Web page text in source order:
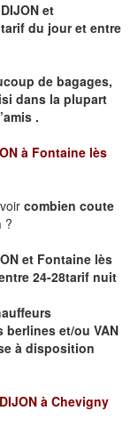
et
du jour et entre
de bagages,
dans la plupart
.
à Fontaine lès
combien coute
?
et Fontaine lès
24-28tarif nuit
et/ou VAN
à disposition
DIJON à Chevigny